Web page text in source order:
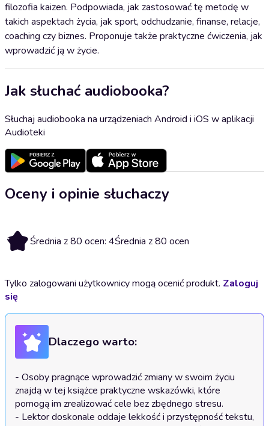
filozofia kaizen. Podpowiada, jak zastosować tę metodę w
takich aspektach życia, jak sport, odchudzanie, finanse, relacje,
coaching czy biznes. Proponuje także praktyczne ćwiczenia, jak
wprowadzić ją w życie.
Jak słuchać audiobooka?
Słuchaj audiobooka na urządzeniach Android i iOS w aplikacji
Audioteki
Oceny i opinie słuchaczy
4 Średnia z 80 ocen: 4Średnia z 80 ocen
Tylko zalogowani użytkownicy mogą ocenić produkt. Zaloguj
się
Dlaczego warto:
- Osoby pragnące wprowadzić zmiany w swoim życiu
znajdą w tej książce praktyczne wskazówki, które
pomogą im zrealizować cele bez zbędnego stresu.
- Lektor doskonale oddaje lekkość i przystępność tekstu,